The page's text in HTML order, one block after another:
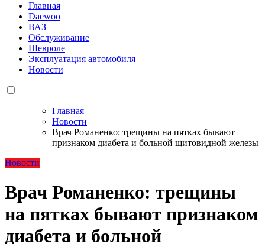
Главная
Daewoo
ВАЗ
Обслуживание
Шевроле
Эксплуатация автомобиля
Новости
Главная
Новости
Врач Романенко: трещины на пятках бывают
признаком диабета и больной щитовидной железы
Новости
Врач Романенко: трещины
на пятках бывают признаком
диабета и больной